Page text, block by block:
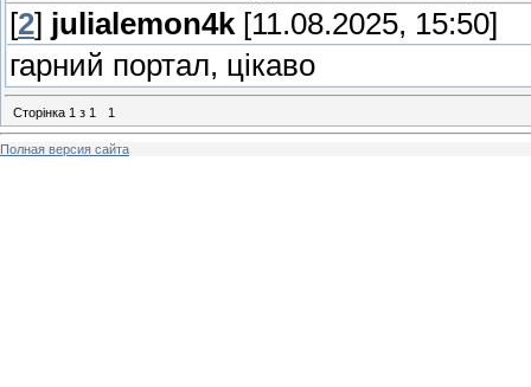
[2] julialemon4k [11.08.2025, 15:50]
гарний портал, цікаво
Сторінка 1 з 1 1
Полная версия сайта